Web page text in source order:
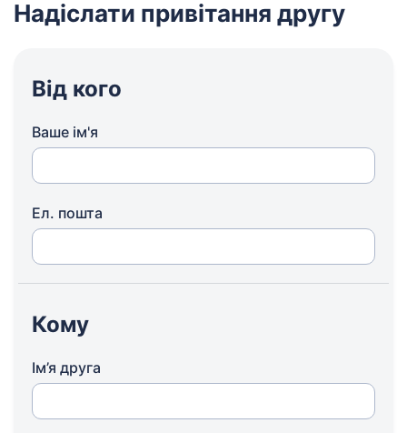
Надіслати привітання другу
Від кого
Ваше ім'я
Ел. пошта
Кому
Ім’я друга